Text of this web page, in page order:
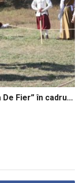
Fier” în cadru...